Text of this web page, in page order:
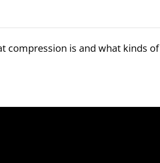
compression is and what kinds of